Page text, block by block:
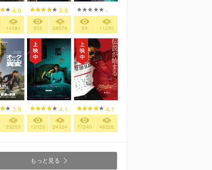
4.0
14581
3.8
902 28579
-
69 11290
3.9
23253
4.1
12026 24334
4.1
77240 48226
もっと見る